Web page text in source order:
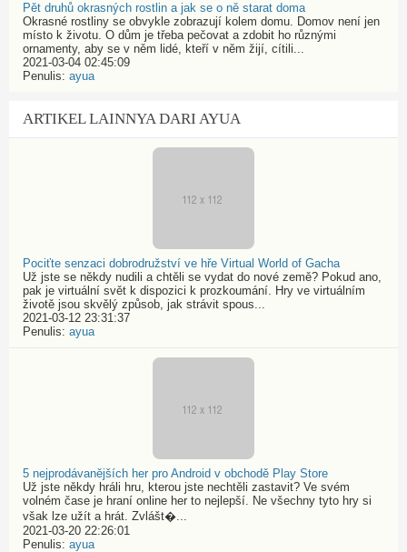
Pět druhů okrasných rostlin a jak se o ně starat doma
Okrasné rostliny se obvykle zobrazují kolem domu. Domov není jen
místo k životu. O dům je třeba pečovat a zdobit ho různými
ornamenty, aby se v něm lidé, kteří v něm žijí, cítili...
2021-03-04 02:45:09
Penulis: ayua
ARTIKEL LAINNYA DARI AYUA
Pociťte senzaci dobrodružství ve hře Virtual World of Gacha
Už jste se někdy nudili a chtěli se vydat do nové země? Pokud ano,
pak je virtuální svět k dispozici k prozkoumání. Hry ve virtuálním
životě jsou skvělý způsob, jak strávit spous...
2021-03-12 23:31:37
Penulis: ayua
5 nejprodávanějších her pro Android v obchodě Play Store
Už jste někdy hráli hru, kterou jste nechtěli zastavit? Ve svém
volném čase je hraní online her to nejlepší. Ne všechny tyto hry si
však lze užít a hrát. Zvlášt�...
2021-03-20 22:26:01
Penulis: ayua